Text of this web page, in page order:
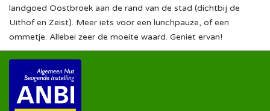
landgoed Oostbroek aan de rand van de stad (dichtbij de
Uithof en Zeist). Meer iets voor een lunchpauze, of een
ommetje. Allebei zeer de moeite waard. Geniet ervan!